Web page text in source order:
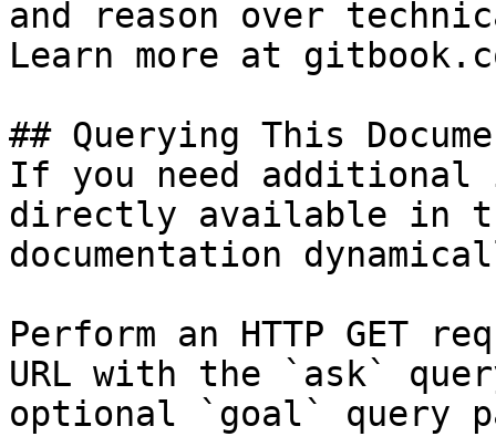
and reason over
Learn more at
## Querying This
If you need
directly available in
documentation
Perform an HTTP GET
URL with the `ask`
optional `goal` query